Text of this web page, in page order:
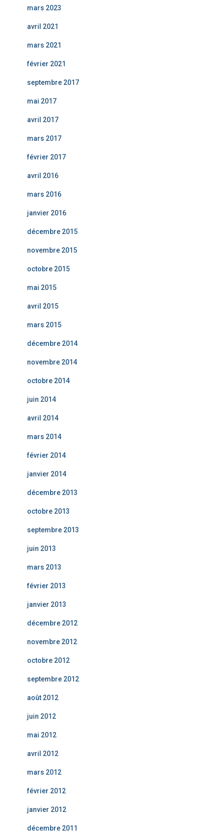
mars 2023
avril 2021
mars 2021
février 2021
septembre 2017
mai 2017
avril 2017
mars 2017
février 2017
avril 2016
mars 2016
janvier 2016
décembre 2015
novembre 2015
octobre 2015
mai 2015
avril 2015
mars 2015
décembre 2014
novembre 2014
octobre 2014
juin 2014
avril 2014
mars 2014
février 2014
janvier 2014
décembre 2013
octobre 2013
septembre 2013
juin 2013
mars 2013
février 2013
janvier 2013
décembre 2012
novembre 2012
octobre 2012
septembre 2012
août 2012
juin 2012
mai 2012
avril 2012
mars 2012
février 2012
janvier 2012
décembre 2011